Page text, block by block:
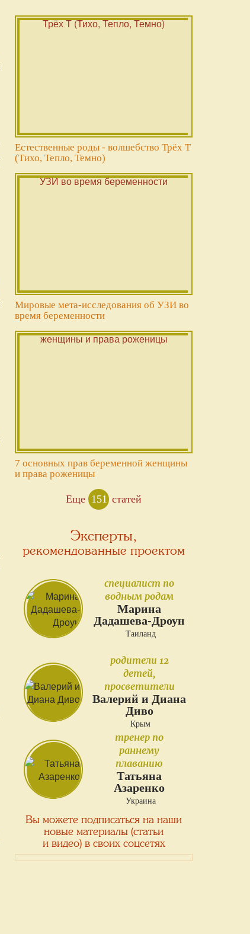
Естественные роды - волшебство Трёх Т
(Тихо, Тепло, Темно)
Мировые мета-исследования об УЗИ во
время беременности
7 основных прав беременной женщины
и права роженицы
Еще 151 статей
Эксперты,
рекомендованные проектом
специалист по
водным родам
Марина
Дадашева-Дроун
Таиланд
родители 12
детей,
просветители
Валерий и Диана
Диво
Крым
тренер по
раннему
плаванию
Татьяна
Азаренко
Украина
Вы можете подписаться на наши
новые материалы (статьи
и видео) в своих соцсетях